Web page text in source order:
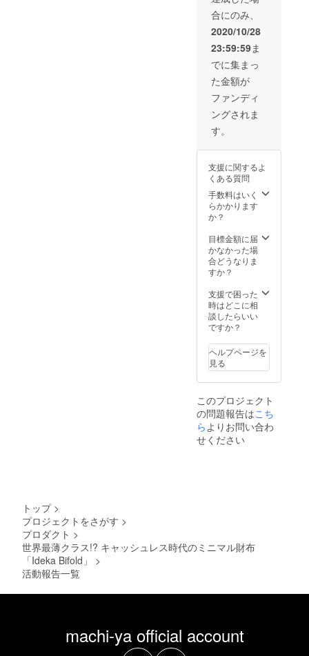
合がご
ざいま
す。ご
ださ
い。
定価格
15,960
円
→11,97
0円（税
込） ・
送料込
みの価
格とな
りま
す。 ・
頃のお
定で
す。 ・
一部の
デザイ
ン、仕
きまし
ては予
告なく
変更に
合がご
ざいま
す。ご
了承く
い。
合にのみ、
2020/10/28
23:59:59ま
でに集まっ
た金額が
ファンディ
ングされま
す。
支援に関するよ
くある質問
手数料はいく
らかかります
か？
目標金額に届
かなかった場
合どうなりま
すか？
支援で困った
時はどこに相
談したらいい
ですか？
ヘルプページを
見る
このプロジェクト
の問題報告はこち
ら よりお問い合わ
せください
トップ >
プロジェクトをさがす >
プロダクト >
世界最薄クラス!? キャッシュレス時代のミニマル財布
「Ideka Bifold」
>
活動報告一覧
machi-ya official account